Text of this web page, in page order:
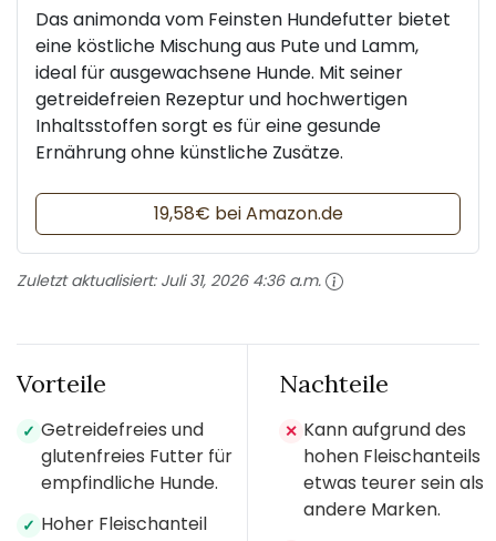
Das animonda vom Feinsten Hundefutter bietet
eine köstliche Mischung aus Pute und Lamm,
ideal für ausgewachsene Hunde. Mit seiner
getreidefreien Rezeptur und hochwertigen
Inhaltsstoffen sorgt es für eine gesunde
Ernährung ohne künstliche Zusätze.
19,58€ bei Amazon.de
Zuletzt aktualisiert: Juli 31, 2026 4:36 a.m.
Vorteile
✓ Getreidefreies und
glutenfreies Futter für
empfindliche Hunde.
✓ Hoher Fleischanteil
Nachteile
✕ Kann aufgrund des
hohen Fleischanteils
etwas teurer sein als
andere Marken.